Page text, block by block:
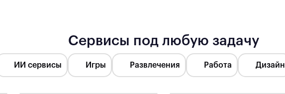
Сервисы под любую задачу
ИИ сервисы Игры Развлечения Работа Дизайн